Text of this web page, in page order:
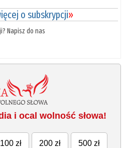
o subskrypcji»
Napisz do nas
i ocal wolność słowa!
100 zł 200 zł 500 zł